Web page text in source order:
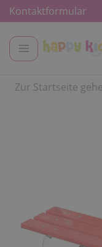
Kontaktformular
Zur Startseite